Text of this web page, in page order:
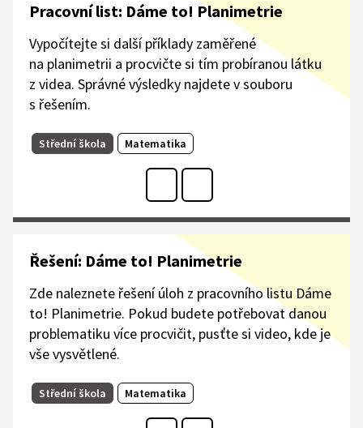
Pracovní list: Dáme to! Planimetrie
Vypočítejte si další příklady zaměřené
na planimetrii a procvičte si tím probíranou látku
z videa. Správné výsledky najdete v souboru
s řešením.​
Střední škola Matematika
Řešení: Dáme to! Planimetrie
Zde naleznete řešení úloh z pracovního listu Dáme
to! Planimetrie. Pokud budete potřebovat danou
problematiku více procvičit, pusťte si video, kde je
vše vysvětlené.
Střední škola Matematika